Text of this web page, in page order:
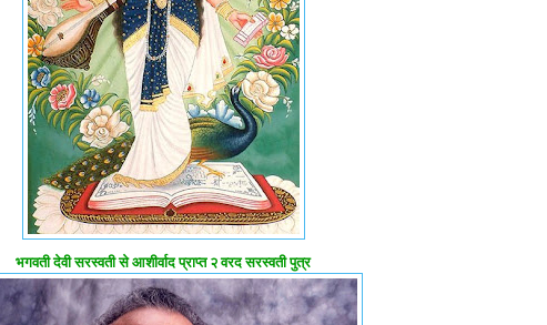
भगवती देवी सरस्वती से आशीर्वाद प्राप्त २ वरद सरस्वती पुत्र